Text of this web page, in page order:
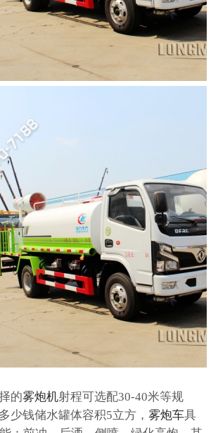
的雾炮机射程可选配30-40米等规
少钱储水罐体容积5立方， 雾炮车具